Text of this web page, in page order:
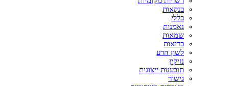
בנקאות
כללי
נאמנות
שמאות
בריאות
לשון הרע
נזיקין
תובענות ייצוגית
גישור